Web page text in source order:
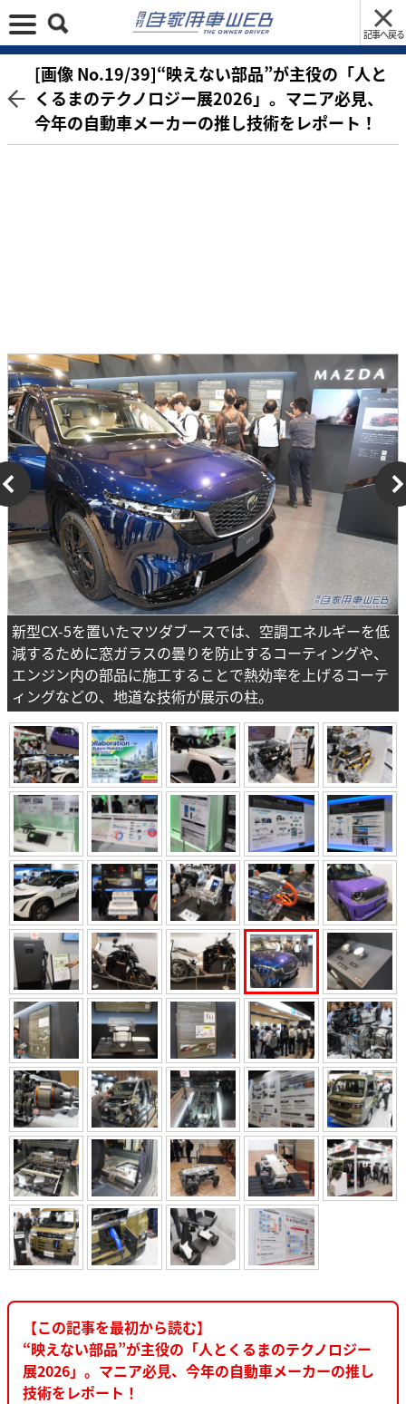
記事へ戻る
[画像 No.19/39]“映えない部品”が主役の「人と
くるまのテクノロジー展2026」。マニア必見、
今年の自動車メーカーの推し技術をレポート！
新型CX-5を置いたマツダブースでは、空調エネルギーを低
減するために窓ガラスの曇りを防止するコーティングや、
エンジン内の部品に施工することで熱効率を上げるコーテ
ィングなどの、地道な技術が展示の柱。
【この記事を最初から読む】
“映えない部品”が主役の「人とくるまのテクノロジー
展2026」。マニア必見、今年の自動車メーカーの推し
技術をレポート！